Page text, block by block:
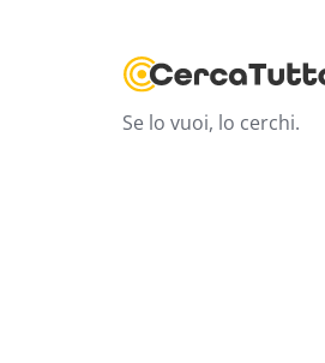
Se lo vuoi, lo cerchi.